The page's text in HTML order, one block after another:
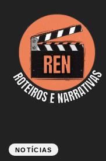
NOTÍCIAS